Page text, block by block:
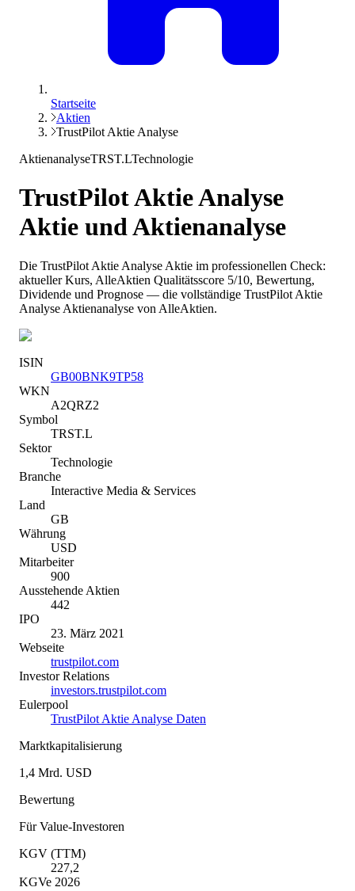
Startseite
Aktien
TrustPilot Aktie Analyse
AktienanalyseTRST.LTechnologie
TrustPilot Aktie Analyse
Aktie und Aktienanalyse
Die TrustPilot Aktie Analyse Aktie im professionellen Check:
aktueller Kurs, AlleAktien Qualitätsscore 5/10, Bewertung,
Dividende und Prognose — die vollständige TrustPilot Aktie
Analyse Aktienanalyse von AlleAktien.
ISIN
GB00BNK9TP58
WKN
A2QRZ2
Symbol
TRST.L
Sektor
Technologie
Branche
Interactive Media & Services
Land
GB
Währung
USD
Mitarbeiter
900
Ausstehende Aktien
442
IPO
23. März 2021
Webseite
trustpilot.com
Investor Relations
investors.trustpilot.com
Eulerpool
TrustPilot Aktie Analyse Daten
Marktkapitalisierung
1,4 Mrd. USD
Bewertung
Für Value-Investoren
KGV (TTM)
227,2
KGVe 2026